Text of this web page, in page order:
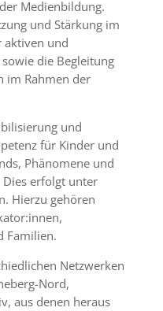
Medienbildung.
und Stärkung im
aktiven und
die Begleitung
im Rahmen der
und
für Kinder und
Phänomene und
erfolgt unter
Hierzu gehören
Familien.
Netzwerken
Nord,
aus denen heraus